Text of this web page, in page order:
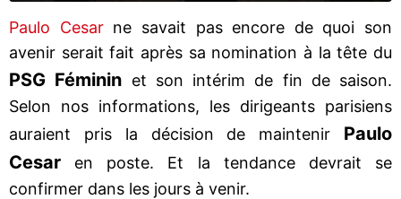
Paulo Cesar ne savait pas encore de quoi son
avenir serait fait après sa nomination à la tête du
PSG Féminin et son intérim de fin de saison.
Selon nos informations, les dirigeants parisiens
auraient pris la décision de maintenir Paulo
Cesar
en poste. Et la tendance devrait se
confirmer dans les jours à venir.